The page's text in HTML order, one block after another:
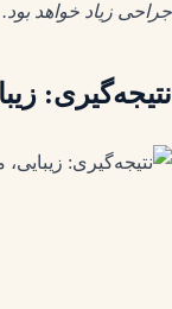
جراحی زیاد خواهد بود.
نتیجه‌گیری: